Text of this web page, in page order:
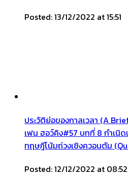
Posted: 13/12/2022 at 15:51
ประวัติย่อของกาลเวลา (A
เฟน ฮอว์คิง#57 บทที่ 8 กำเนิด
ทฤษฎีโน้มถ่วงเชิงควอนตัม
Posted: 12/12/2022 at 08:52